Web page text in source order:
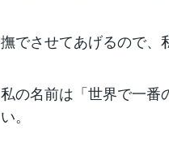
撫でさせてあげるので、
私の名前は「世界で一番
い。